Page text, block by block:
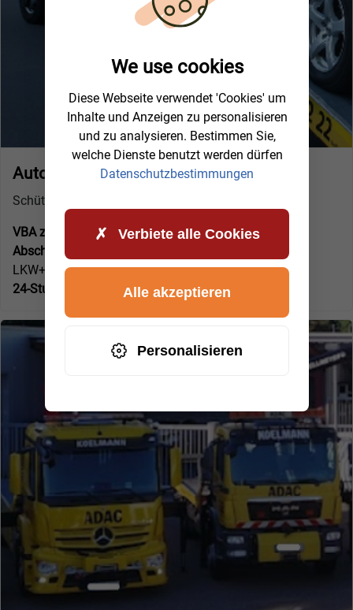
Autohaus Künnen (Meppen)
Schützenhof 61
VBA zertifizierter Fachbetrieb: Ja
Abschlepp- und Pannendienst für:
LKW+PKW Abschleppdienst
24-Stunden Service:
Ja
We use cookies
Diese Webseite verwendet 'Cookies' um
Inhalte und Anzeigen zu personalisieren
und zu analysieren. Bestimmen Sie,
welche Dienste benutzt werden dürfen
Datenschutzbestimmungen
Verbiete alle Cookies
Personalisieren
Alle akzeptieren